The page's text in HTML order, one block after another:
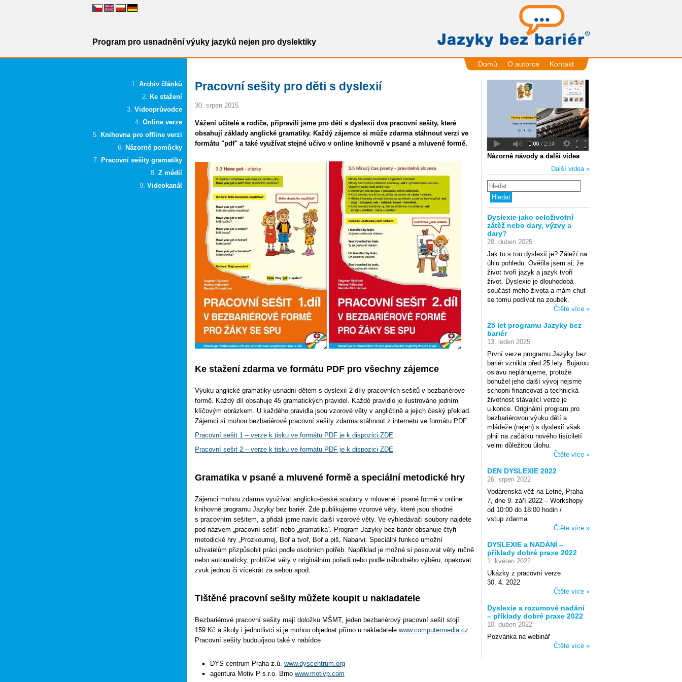
Program pro usnadnění výuky jazyků nejen pro dyslektiky
Domů O autorce Kontakt
Archiv článků
Ke stažení
Videoprůvodce
Online verze
Knihovna pro offline verzi
Názorné pomůcky
Pracovní sešity gramatiky
Z médií
Videokanál
Pracovní sešity pro děti s dyslexií
30. srpen 2015
Vážení učitelé a rodiče, připravili jsme pro děti s dyslexií dva pracovní sešity, které
obsahují základy anglické gramatiky. Každý zájemce si může zdarma stáhnout verzi ve
formátu "pdf" a také využívat stejné učivo v online knihovně v psané a mluvené formě.
Ke stažení zdarma ve formátu PDF pro všechny zájemce
Výuku anglické gramatiky usnadní dětem s dyslexií 2 díly pracovních sešitů v bezbariérové
formě. Každý díl obsahuje 45 gramatických pravidel. Každé pravidlo je ilustrováno jedním
klíčovým obrázkem. U každého pravidla jsou vzorové věty v angličtině a jejich český překlad.
Zájemci si mohou bezbariérové pracovní sešity zdarma stáhnout z internetu ve formátu PDF.
Pracovní sešit 1 – verze k tisku ve formátu PDF je k dispozici ZDE
Pracovní sešit 2 – verze k tisku ve formátu PDF je k dispozici ZDE
Gramatika v psané a mluvené formě a speciální metodické hry
Zájemci mohou zdarma využívat anglicko-české soubory v mluvené i psané formě v online
knihovně programu Jazyky bez bariér. Zde publikujeme vzorové věty, které jsou shodné
s pracovním sešitem, a přidali jsme navíc další vzorové věty. Ve vyhledávači soubory najdete
pod názvem „pracovní sešit“ nebo „gramatika“. Program Jazyky bez bariér obsahuje čtyři
metodické hry „Prozkoumej, Boř a tvoř, Boř a piš, Nabarvi. Speciální funkce umožní
uživatelům přizpůsobit práci podle osobních potřeb. Například je možné si posouvat věty ručně
nebo automaticky, prohlížet věty v originálním pořadí nebo podle náhodného výběru, opakovat
zvuk jednou či vícekrát za sebou apod.
Tištěné pracovní sešity můžete koupit u nakladatele
Bezbariérové pracovní sešity mají doložku MŠMT, jeden bezbariérový pracovní sešit stojí
159 Kč a školy i jednotlivci si je mohou objednat přímo u nakladatele www.computermedia.cz
Pracovní sešity budou/jsou také v nabídce
DYS-centrum Praha z.ú. www.dyscentrum.org
agentura Motiv P s.r.o. Brno www.motivp.com
Názorné návody a další videa
Další videa »
Dyslexie jako celoživotní
zátěž nebo dary, výzvy a
dary?
28. duben 2025
Jak to s tou dyslexií je? Záleží na
úhlu pohledu. Ověřila jsem si, že
život tvoří jazyk a jazyk tvoří
život. Dyslexie je dlouhodobá
součást mého života a mám chuť
se tomu podívat na zoubek.
Čtěte více »
25 let programu Jazyky bez
bariér
13. leden 2025
První verze programu Jazyky bez
bariér vznikla před 25 lety. Bujarou
oslavu neplánujeme, protože
bohužel jeho další vývoj nejsme
schopni financovat a technická
životnost stávající verze je
u konce. Originální program pro
bezbariérovou výuku dětí a
mládeže (nejen) s dyslexií však
plnil na začátku nového tisíciletí
velmi důležitou úlohu.
Čtěte více »
DEN DYSLEXIE 2022
26. srpen 2022
Vodárenská věž na Letné, Praha
7, dne 9. září 2022 – Workshopy
od 10:00 do 18:00 hodin /
vstup zdarma
Čtěte více »
DYSLEXIE a NADÁNÍ –
příklady dobré praxe 2022
1. květen 2022
Ukázky z pracovní verze
30. 4. 2022
Čtěte více »
Dyslexie a rozumové nadání
– příklady dobré praxe 2022
10. duben 2022
Pozvánka na webinář
Čtěte více »